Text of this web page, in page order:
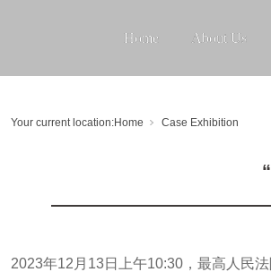
Home About Us
Your current location:Home Case Exhibition
2023年12月13日上午10:30，最高人民